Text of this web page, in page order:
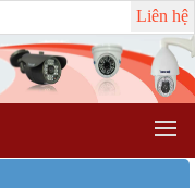
Liên hệ